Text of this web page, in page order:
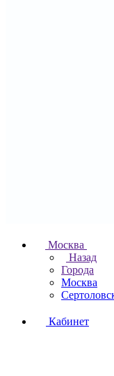
Москва
Назад
Города
Москва
Кабинет